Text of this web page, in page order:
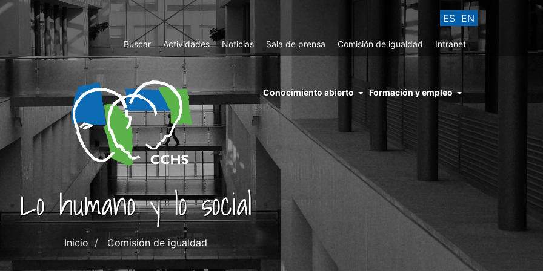
ES EN
Top
Menu
Buscar Actividades Noticias Sala de prensa Comisión de igualdad Intranet
menu
right
cchs
conocimiento
abierto
Conocimiento abierto Formación y empleo
Lo humano y lo social
Inicio Comisión de igualdad